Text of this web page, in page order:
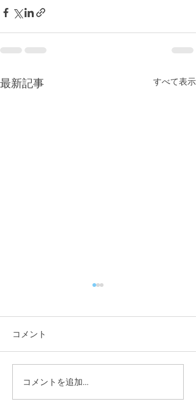
最新記事 すべて表示
コメント
コメントを追加…